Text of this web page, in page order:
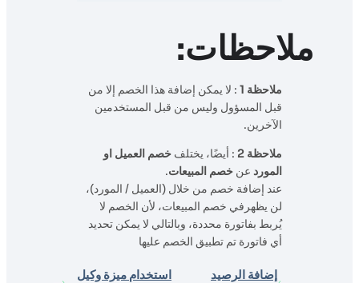
ملاحظات:
ملاحظة 1
: لا يمكن إضافة هذا الخصم إلا من
قبل المسؤول وليس من قبل المستخدمين
الآخرين.
ملاحظة 2 : أيضًا، يختلف خصم العميل او
المورد عن خصم المبيعات.
عند إضافة خصم من خلال (العميل / المورد)،
لن يظهرفي خصم المبيعات، لأن الخصم لا
يُربط بفاتورة محددة، وبالتالي لا يمكن تحديد
أي فاتورة تم تطبيق الخصم عليها
إضافة الرصيد
استخدام ميزة وكيل